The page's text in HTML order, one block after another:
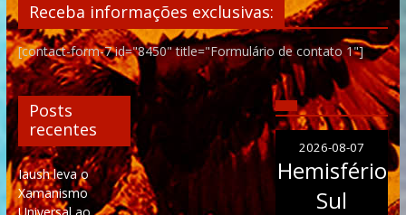
Receba informações exclusivas:
[contact-form-7 id="8450" title="Formulário de contato 1"]
Posts
recentes
Iaush leva o
Xamanismo
2026-08-07
Hemisfério
Sul